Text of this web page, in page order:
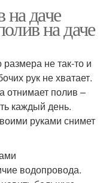
на даче
на даче
не так-то и
рук не хватает.
отнимает полив –
каждый день.
руками снимет
водопровода.